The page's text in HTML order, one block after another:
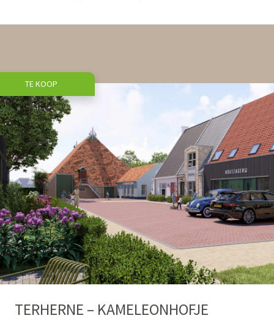
TE KOOP
TERHERNE – KAMELEONHOFJE